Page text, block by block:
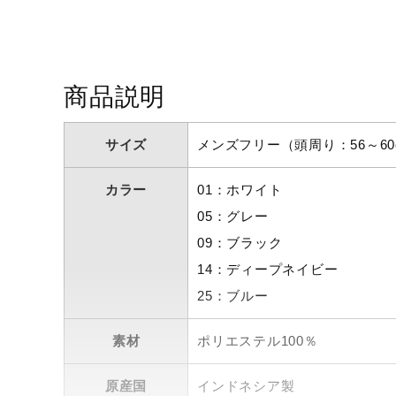
ジュニア／キッズ
コラボ／ライセンス
セール
商品説明
サイズ メンズフリー（頭周り：56～
カラー
01：ホワイト
05：グレー
09：ブラック
14：ディープネイビー
25：ブルー
素材 ポリエステル100％
原産国 インドネシア製